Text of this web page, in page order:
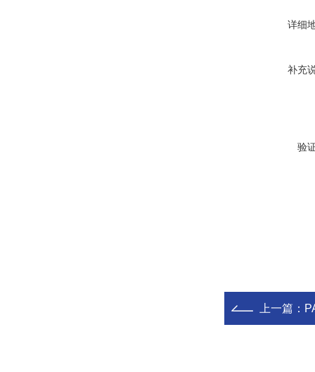
详细
补充
验
上一篇：